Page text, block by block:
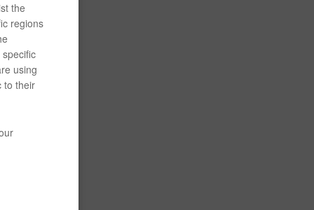
the
regions
using
to their